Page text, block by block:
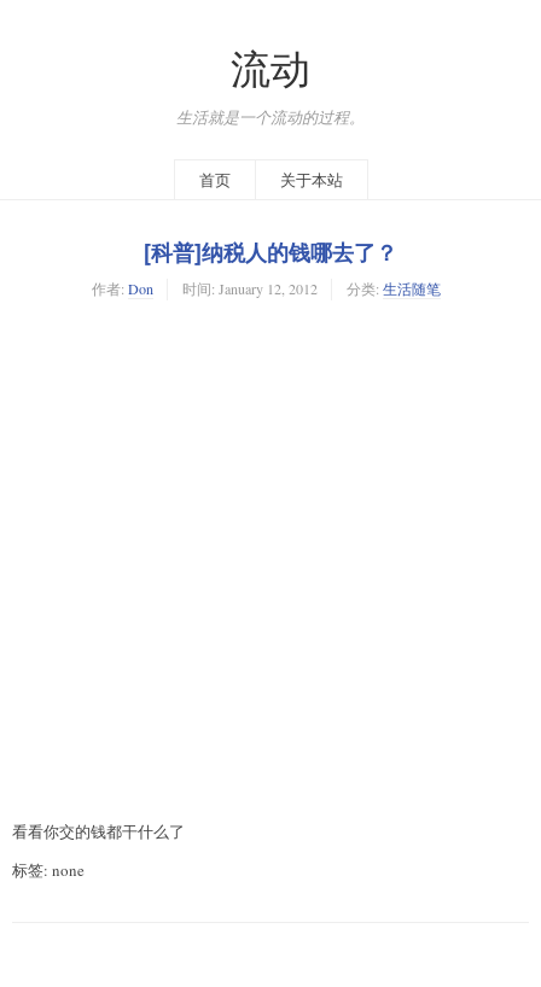
流动
生活就是一个流动的过程。
首页 关于本站
[科普]纳税人的钱哪去了？
作者: Don 时间: January 12, 2012 分类: 生活随笔
看看你交的钱都干什么了
标签: none